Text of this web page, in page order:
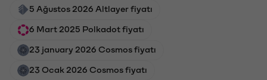
5 Ağustos 2026 Altlayer fiyatı
6 Mart 2025 Polkadot fiyatı
23 january 2026 Cosmos fiyatı
23 Ocak 2026 Cosmos fiyatı